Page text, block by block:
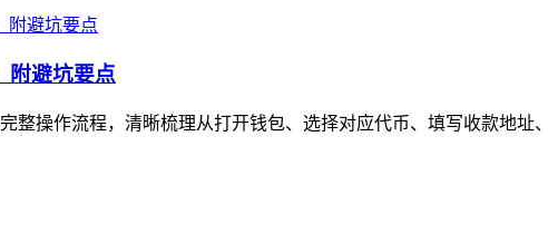
附避坑要点
整操作流程，清晰梳理从打开钱包、选择对应代币、填写收款地